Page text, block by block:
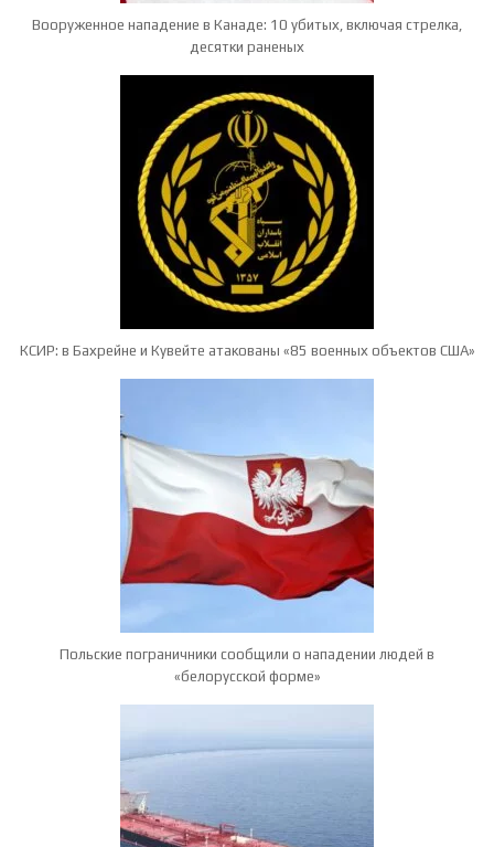
Вооруженное нападение в Канаде: 10 убитых, включая стрелка,
десятки раненых
КСИР: в Бахрейне и Кувейте атакованы «85 военных объектов США»
Польские пограничники сообщили о нападении людей в
«белорусской форме»